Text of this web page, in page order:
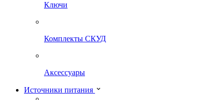
Ключи
Комплекты СКУД
Аксессуары
Источники питания